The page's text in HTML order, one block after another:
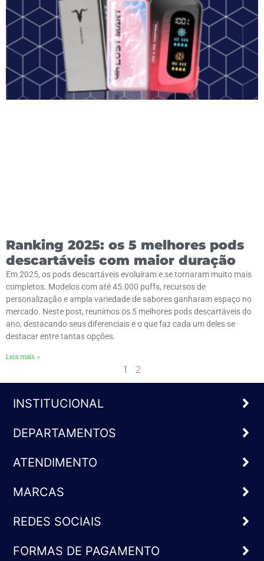
Ranking 2025: os 5 melhores pods
descartáveis com maior duração
Em 2025, os pods descartáveis evoluíram e se tornaram muito mais
completos. Modelos com até 45.000 puffs, recursos de
personalização e ampla variedade de sabores ganharam espaço no
mercado. Neste post, reunimos os 5 melhores pods descartáveis do
ano, destacando seus diferenciais e o que faz cada um deles se
destacar entre tantas opções.
Leia mais »
1 2
INSTITUCIONAL
DEPARTAMENTOS
ATENDIMENTO
MARCAS
REDES SOCIAIS
FORMAS DE PAGAMENTO